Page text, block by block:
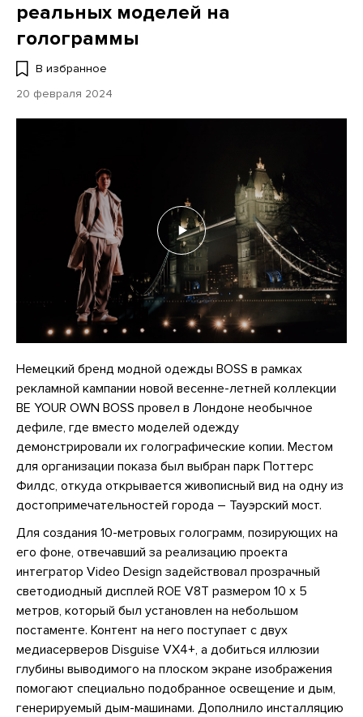
реальных моделей на
голограммы
В избранное
20 февраля 2024
Немецкий бренд модной одежды BOSS в рамках
рекламной кампании новой весенне-летней коллекции
BE YOUR OWN BOSS провел в Лондоне необычное
дефиле, где вместо моделей одежду
демонстрировали их голографические копии. Местом
для организации показа был выбран парк Поттерс
Филдс, откуда открывается живописный вид на одну из
достопримечательностей города – Тауэрский мост.
Для создания 10-метровых голограмм, позирующих на
его фоне, отвечавший за реализацию проекта
интегратор Video Design задействовал прозрачный
светодиодный дисплей ROE V8T размером 10 х 5
метров, который был установлен на небольшом
постаменте. Контент на него поступает с двух
медиасерверов Disguise VX4+, а добиться иллюзии
глубины выводимого на плоском экране изображения
помогают специально подобранное освещение и дым,
генерируемый дым-машинами. Дополнило инсталляцию